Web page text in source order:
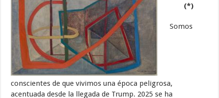
(*)
Somos
conscientes de que vivimos una época peligrosa,
acentuada desde la llegada de Trump. 2025 se ha